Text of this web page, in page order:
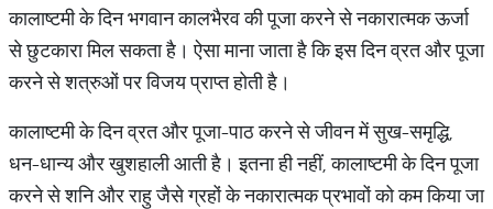
कालाष्टमी के दिन भगवान कालभैरव की पूजा करने से नकारात्मक ऊर्जा
से छुटकारा मिल सकता है। ऐसा माना जाता है कि इस दिन व्रत और पूजा
करने से शत्रुओं पर विजय प्राप्त होती है।
कालाष्टमी के दिन व्रत और पूजा-पाठ करने से जीवन में सुख-समृद्धि,
धन-धान्य और खुशहाली आती है। इतना ही नहीं, कालाष्टमी के दिन पूजा
करने से शनि और राहु जैसे ग्रहों के नकारात्मक प्रभावों को कम किया जा